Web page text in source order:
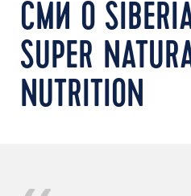
СМИ О
SUPER
NUTRITION